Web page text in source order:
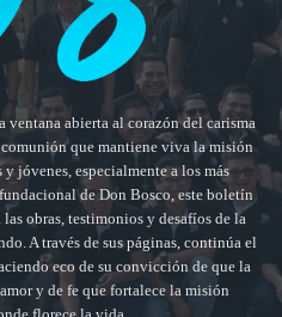
ventana abierta al corazón del carisma
que mantiene viva la misión
jóvenes, especialmente a los más
de Don Bosco, este boletín
obras, testimonios y desafíos de la
A través de sus páginas, continúa el
eco de su convicción de que la
y de fe que fortalece la misión